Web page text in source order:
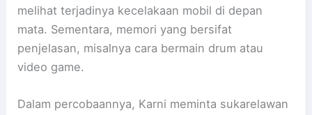
melihat terjadinya kecelakaan mobil di depan
mata. Sementara, memori yang bersifat
penjelasan, misalnya cara bermain drum atau
video game.
Dalam percobaannya, Karni meminta sukarelawan